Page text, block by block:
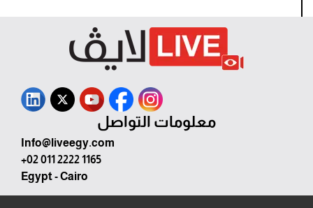
معلومات التواصل
Info@liveegy.com
+02 011 2222 1165
Egypt - Cairo